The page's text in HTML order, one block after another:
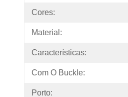
Cores:
Material:
Características:
Com O Buckle:
Porto: